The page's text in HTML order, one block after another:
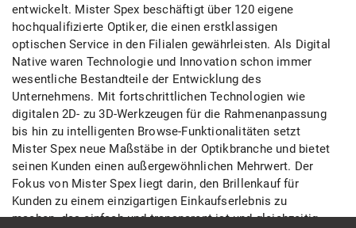
entwickelt. Mister Spex beschäftigt über 120 eigene
hochqualifizierte Optiker, die einen erstklassigen
optischen Service in den Filialen gewährleisten. Als Digital
Native waren Technologie und Innovation schon immer
wesentliche Bestandteile der Entwicklung des
Unternehmens. Mit fortschrittlichen Technologien wie
digitalen 2D- zu 3D-Werkzeugen für die Rahmenanpassung
bis hin zu intelligenten Browse-Funktionalitäten setzt
Mister Spex neue Maßstäbe in der Optikbranche und bietet
seinen Kunden einen außergewöhnlichen Mehrwert. Der
Fokus von Mister Spex liegt darin, den Brillenkauf für
Kunden zu einem einzigartigen Einkaufserlebnis zu
machen, das einfach und transparent ist und gleichzeitig